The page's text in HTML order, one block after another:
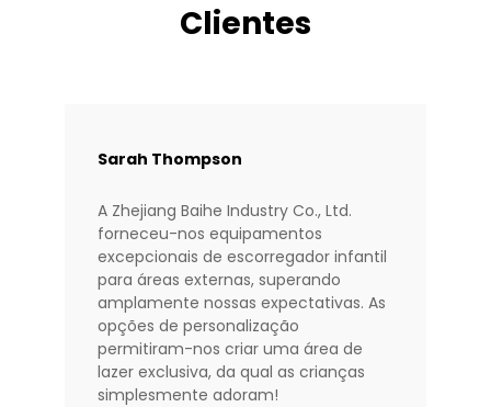
Clientes
Sarah Thompson
A Zhejiang Baihe Industry Co., Ltd.
forneceu-nos equipamentos
excepcionais de escorregador infantil
para áreas externas, superando
amplamente nossas expectativas. As
opções de personalização
permitiram-nos criar uma área de
lazer exclusiva, da qual as crianças
simplesmente adoram!